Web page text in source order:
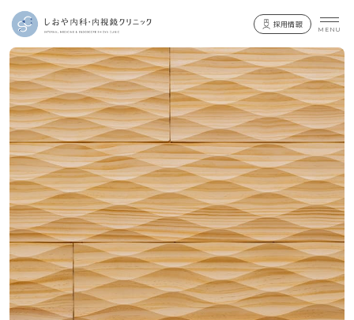
採用情報
当院について 当院の特徴
院長紹介 お知らせ
診療案内
一般内科 消化器内科